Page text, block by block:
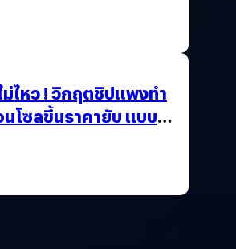
ม่ไหว ! วิกฤตชิปแพงทำ
โซลขึ้นราคายับ แบบนี้